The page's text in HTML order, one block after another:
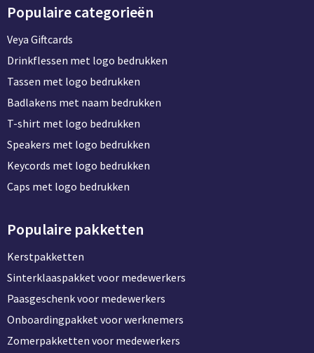
Populaire categorieën
Veya Giftcards
Drinkflessen met logo bedrukken
Tassen met logo bedrukken
Badlakens met naam bedrukken
T-shirt met logo bedrukken
Speakers met logo bedrukken
Keycords met logo bedrukken
Caps met logo bedrukken
Populaire pakketten
Kerstpakketten
Sinterklaaspakket voor medewerkers
Paasgeschenk voor medewerkers
Onboardingpakket voor werknemers
Zomerpakketten voor medewerkers